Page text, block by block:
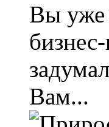
Вы уже
Вам...